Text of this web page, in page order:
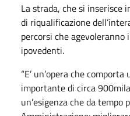
La strada, che si inserisce
di riqualificazione
percorsi che
ipovedenti.
“E’ un’opera che
importante di circa
un’esigenza che da tempo